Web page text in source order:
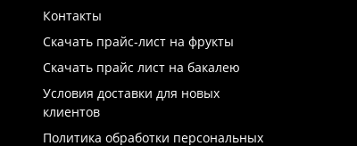
Контакты
Скачать прайс-лист на фрукты
Скачать прайс лист на бакалею
Условия доставки для новых
клиентов
Политика обработки персональных